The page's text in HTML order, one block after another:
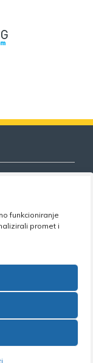
funkcioniranje
promet i
obrazovanja